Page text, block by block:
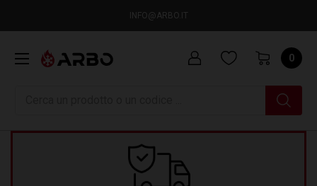
INFO@ARBO.IT
0